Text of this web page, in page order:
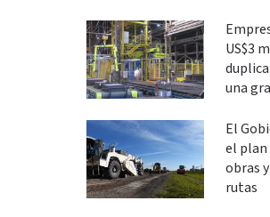
US$3
una
El
el plan
obras
rutas